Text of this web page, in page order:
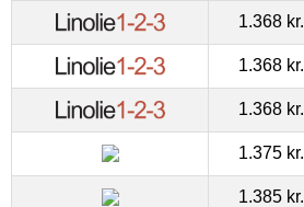
1.368 kr.
1.368 kr.
1.368 kr.
1.375 kr.
1.385 kr.